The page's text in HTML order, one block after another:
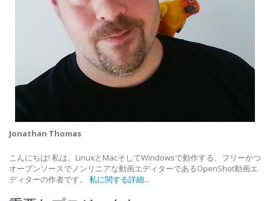
Jonathan Thomas
こんにちは! 私は、LinuxとMacそしてWindowsで動作する、フリーかつ
オープンソースでノンリニアな動画エディターであるOpenShot動画エ
ディターの作者です。 私に関する詳細...